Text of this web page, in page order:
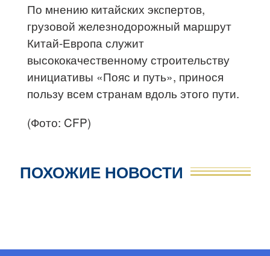
По мнению китайских экспертов,
грузовой железнодорожный маршрут
Китай-Европа служит
высококачественному строительству
инициативы «Пояс и путь», принося
пользу всем странам вдоль этого пути.
(Фото: CFP)
ПОХОЖИЕ НОВОСТИ